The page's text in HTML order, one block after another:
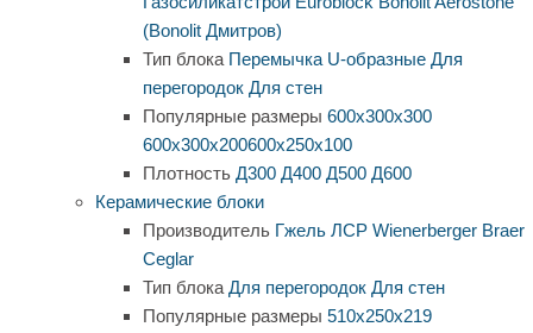
(Bonolit Дмитров)
Тип блока Перемычка U-образные Для
перегородок Для стен
Популярные размеры 600х300х300
600х300х200600х250х100
Плотность Д300 Д400 Д500 Д600
Керамические блоки
Производитель Гжель ЛСР Wienerberger Braer
Ceglar
Тип блока Для перегородок Для стен
Популярные размеры 510х250х219